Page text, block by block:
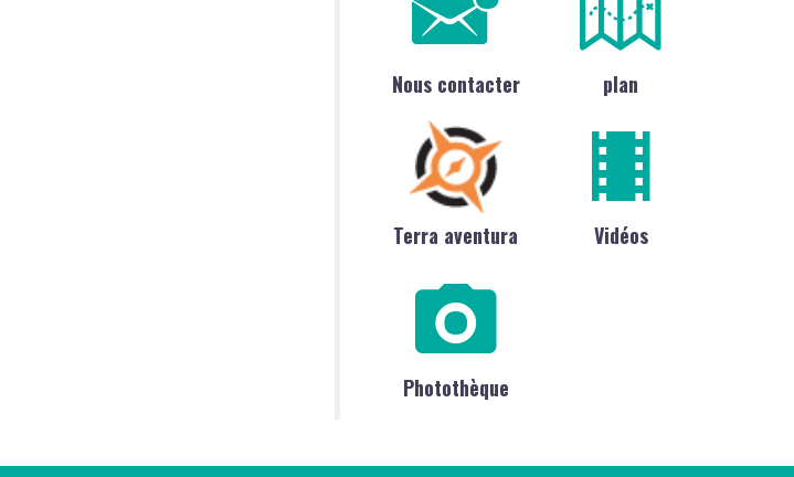
Nous contacter plan
Terra aventura Vidéos
Photothèque